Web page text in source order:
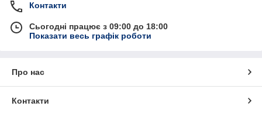
Контакти
Сьогодні працює з 09:00 до 18:00
Показати весь графік роботи
Про нас
Контакти